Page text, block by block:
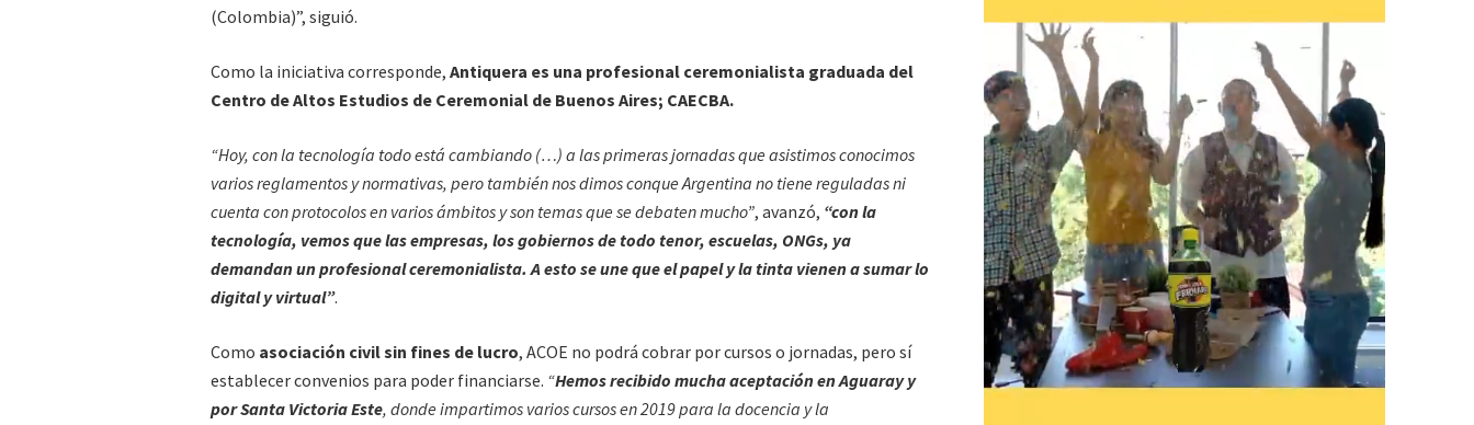
(Colombia)”, siguió.
Como la iniciativa corresponde, Antiquera es una profesional ceremonialista graduada del
Centro de Altos Estudios de Ceremonial de Buenos Aires; CAECBA.
“Hoy, con la tecnología todo está cambiando (…) a las primeras jornadas que asistimos conocimos
varios reglamentos y normativas, pero también nos dimos conque Argentina no tiene reguladas ni
cuenta con protocolos en varios ámbitos y son temas que se debaten mucho”, avanzó, “con la
tecnología, vemos que las empresas, los gobiernos de todo tenor, escuelas, ONGs, ya
demandan un profesional ceremonialista. A esto se une que el papel y la tinta vienen a sumar lo
digital y virtual”.
Como asociación civil sin fines de lucro, ACOE no podrá cobrar por cursos o jornadas, pero sí
establecer convenios para poder financiarse. “Hemos recibido mucha aceptación en Aguaray y
por Santa Victoria Este, donde impartimos varios cursos en 2019 para la docencia y la